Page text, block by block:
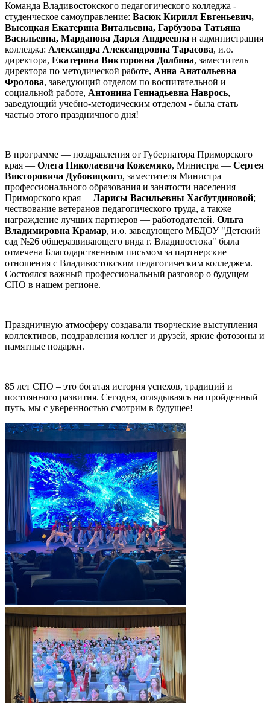
Команда Владивостокского педагогического колледжа -
студенческое самоуправление: Васюк Кирилл Евгеньевич,
Высоцкая Екатерина Витальевна, Гарбузова Татьяна
Васильевна, Марданова Дарья Андреевна и администрация
колледжа: Александра Александровна Тарасова, и.о.
директора, Екатерина Викторовна Долбина, заместитель
директора по методической работе, Анна Анатольевна
Фролова, заведующий отделом по воспитательной и
социальной работе, Антонина Геннадьевна Наврось,
заведующий учебно-методическим отделом - была стать
частью этого праздничного дня!
В программе — поздравления от Губернатора Приморского
края — Олега Николаевича Кожемяко, Министра — Сергея
Викторовича Дубовицкого, заместителя Министра
профессионального образования и занятости населения
Приморского края —Ларисы Васильевны Хасбутдиновой;
чествование ветеранов педагогического труда, а также
награждение лучших партнеров — работодателей. Ольга
Владимировна Крамар, и.о. заведующего МБДОУ "Детский
сад №26 общеразвивающего вида г. Владивостока" была
отмечена Благодарственным письмом за партнерские
отношения с Владивостокским педагогическим колледжем.
Состоялся важный профессиональный разговор о будущем
СПО в нашем регионе.
Праздничную атмосферу создавали творческие выступления
коллективов, поздравления коллег и друзей, яркие фотозоны и
памятные подарки.
85 лет СПО – это богатая история успехов, традиций и
постоянного развития. Сегодня, оглядываясь на пройденный
путь, мы с уверенностью смотрим в будущее!